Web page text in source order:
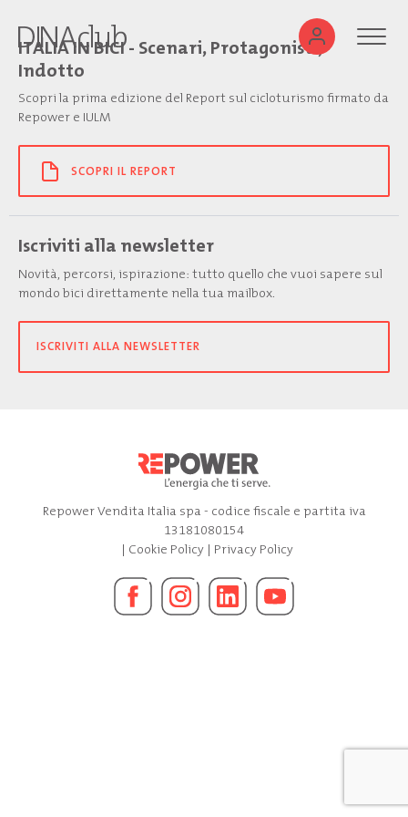
ITALIA IN BICI - Scenari, Protagonisti,
Indotto
Scopri la prima edizione del Report sul cicloturismo firmato da
Repower e IULM
SCOPRI IL REPORT
Iscriviti alla newsletter
Novità, percorsi, ispirazione: tutto quello che vuoi sapere sul
mondo bici direttamente nella tua mailbox.
ISCRIVITI ALLA NEWSLETTER
Repower Vendita Italia spa - codice fiscale e partita iva
13181080154
| Cookie Policy| Privacy Policy